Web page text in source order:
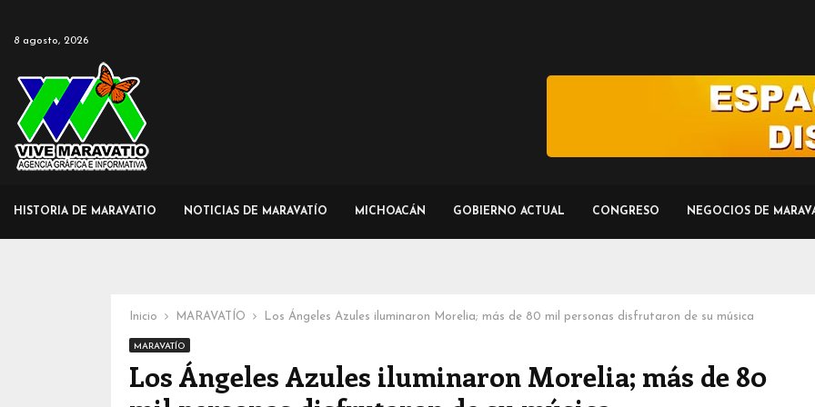
8 agosto, 2026
HISTORIA DE MARAVATIO NOTICIAS DE MARAVATÍO MICHOACÁN GOBIERNO ACTUAL CONGRESO NEGOCIOS DE
Inicio MARAVATÍO Los Ángeles Azules iluminaron Morelia; más de 80 mil personas disfrutaron de su música
MARAVATÍO
Los Ángeles Azules iluminaron Morelia; más de 80